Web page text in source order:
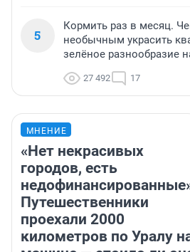
5
Кормить раз в месяц.
необычным украсить
зелёное разнообразие
27 492 17
МНЕНИЕ
«Нет некрасивых
городов, есть
недофинансированные».
Путешественники
проехали 2000
километров по Уралу на